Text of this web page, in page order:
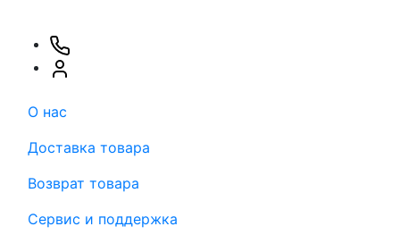
О нас
Доставка товара
Возврат товара
Сервис и поддержка